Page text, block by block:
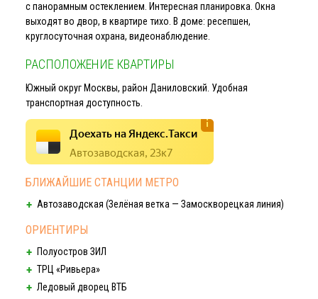
с панорамным остеклением. Интересная планировка. Окна
выходят во двор, в квартире тихо. В доме: ресепшен,
круглосуточная охрана, видеонаблюдение.
РАСПОЛОЖЕНИЕ КВАРТИРЫ
Южный округ Москвы, район Даниловский. Удобная
транспортная доступность.
Доехать на Яндекс.Такси
Автозаводская, 23к7
БЛИЖАЙШИЕ СТАНЦИИ МЕТРО
Автозаводская (Зелёная ветка — Замоскворецкая линия)
ОРИЕНТИРЫ
Полуостров ЗИЛ
ТРЦ «Ривьера»
Ледовый дворец ВТБ